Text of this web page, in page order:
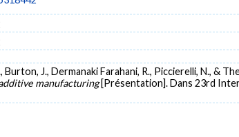
Burton, J., Dermanaki Farahani, R., Piccierelli, N., &
manufacturing[Présentation]. Dans 23rd